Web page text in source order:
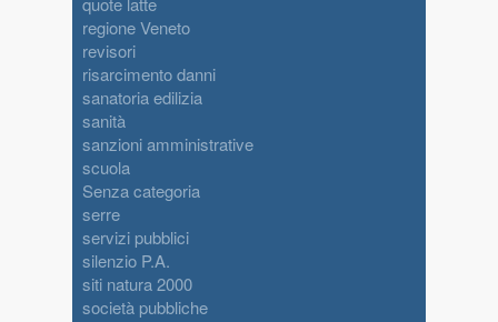
regione Veneto
revisori
risarcimento danni
sanatoria edilizia
sanità
sanzioni amministrative
scuola
Senza categoria
serre
servizi pubblici
silenzio P.A.
siti natura 2000
società pubbliche